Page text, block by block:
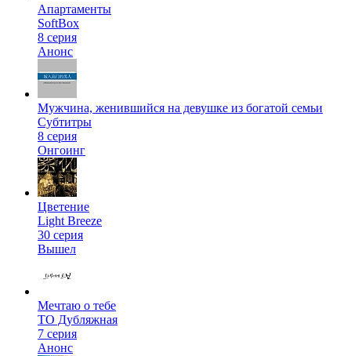
Апартаменты
SoftBox
8 серия
Анонс
Мужчина, женившийся на девушке из богатой семьи
Субтитры
8 серия
Онгоинг
Цветение
Light Breeze
30 серия
Вышел
Мечтаю о тебе
ТО Дубляжная
7 серия
Анонс